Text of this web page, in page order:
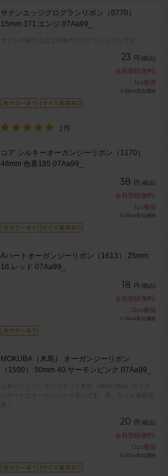
サテンエッジグログランリボン（0770）
15mm 371.エンジ 07Aa99_
サテンの縁が上品な印象のグログランリボンです。
23 円 (税込)
会員登録(無料)
1pt獲得
※10cm単位価格
1件
コア シルキーオーガンジーリボン（1170）
48mm 色番185 07Aa99_
38 円 (税込)
会員登録(無料)
1pt獲得
※10cm単位価格
Aハートオーガンジーリボン（1613） 25mm
16.レッド 07Aa99_
18 円 (税込)
会員登録(無料)
0pt獲得
※10cm単位価格
MOKUBA（木馬） オーガンジーリボン
（1500） 50mm 40.サーモンピンク 07Aa99_
日本のトップリボンブランド木馬（MOKUBA）のスタ
ンダードなオーガンジーリボンです。色、サイズ展開豊
20 円 (税込)
会員登録(無料)
0pt獲得
※10cm単位価格